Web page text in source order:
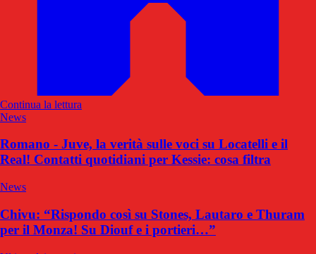
Continua la lettura
News
Romano - Juve, la verità sulle voci su Locatelli e il
Real! Contatti quotidiani per Kessie: cosa filtra
News
Chivu: “Rispondo così su Stones, Lautaro e Thuram
per il Monza! Su Diouf e i portieri…”